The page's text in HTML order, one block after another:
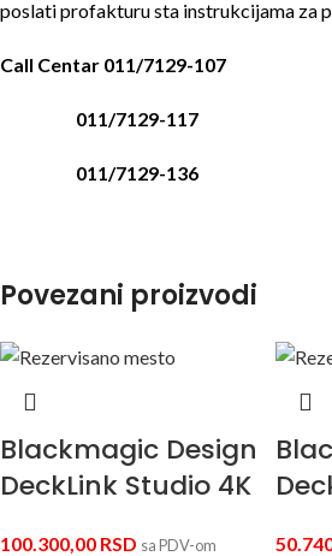
poslati profakturu sta instrukcijama za
Call Centar 011/7129-107
011/7129-117
011/7129-136
Povezani proizvodi
Blackmagic Design
DeckLink Studio 4K
100.300,00 RSD sa PDV-om